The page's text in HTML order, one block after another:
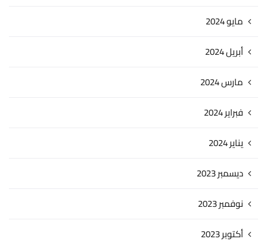
مايو 2024
أبريل 2024
مارس 2024
فبراير 2024
يناير 2024
ديسمبر 2023
نوفمبر 2023
أكتوبر 2023